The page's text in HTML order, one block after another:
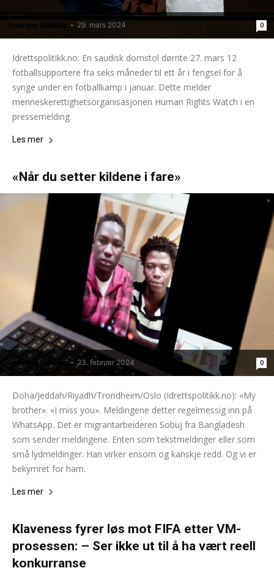
Andreas Selliaas - 29. mars 2024 0
Idrettspolitikk.no: En saudisk domstol dømte 27. mars 12
fotballsupportere fra seks måneder til ett år i fengsel for å
synge under en fotballkamp i januar. Dette melder
menneskerettighetsorganisasjonen Human Rights Watch i en
pressemelding.
Les mer
«Når du setter kildene i fare»
Andreas Selliaas - 23. februar 2024 0
Doha/Jeddah/Riyadh/Trondheim/Oslo (Idrettspolitikk.no): «My
brother». «I miss you». Meldingene detter regelmessig inn på
WhatsApp. Det er migrantarbeideren Sobuj fra Bangladesh
som sender meldingene. Enten som tekstmeldinger eller som
små lydmeldinger. Han virker ensom og kanskje redd. Og vi er
bekymret for ham.
Les mer
Klaveness fyrer løs mot FIFA etter VM-
prosessen: – Ser ikke ut til å ha vært reell
konkurranse